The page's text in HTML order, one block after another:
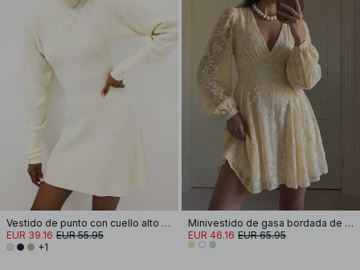
Vestido de punto con cuello alto y mangas abullonadas
EUR 39.16 EUR 55.95
+1
Minivestido de gasa bordada de manga larga
EUR 46.16 EUR 65.95